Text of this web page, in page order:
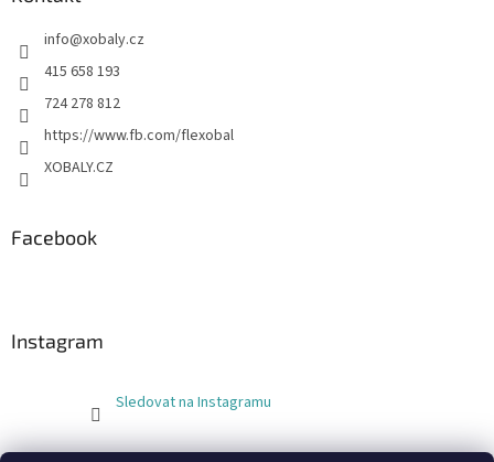
info@xobaly.cz
415 658 193
724 278 812
https://www.fb.com/flexobal
XOBALY.CZ
Facebook
Instagram
Sledovat na Instagramu